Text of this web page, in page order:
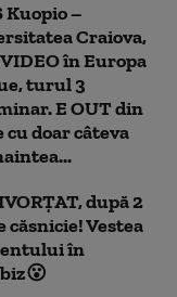
Kuopio –
Craiova,
în Europa
turul 3
E OUT din
cu doar câteva
după 2
căsnicie! Vestea
în